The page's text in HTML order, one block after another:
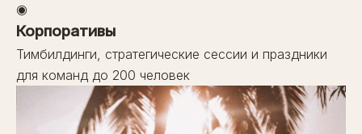
◉
Корпоративы
Тимбилдинги, стратегические сессии и праздники
для команд до 200 человек